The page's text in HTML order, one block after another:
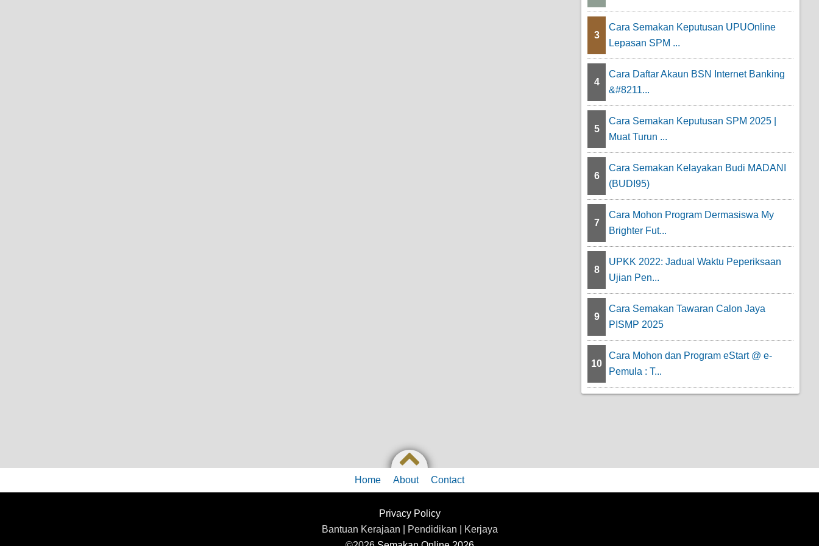
3
Cara Semakan Keputusan UPUOnline
Lepasan SPM ...
4
Cara Daftar Akaun BSN Internet Banking
&#8211...
5
Cara Semakan Keputusan SPM 2025 |
Muat Turun ...
6
Cara Semakan Kelayakan Budi MADANI
(BUDI95)
7
Cara Mohon Program Dermasiswa My
Brighter Fut...
8
UPKK 2022: Jadual Waktu Peperiksaan
Ujian Pen...
9
Cara Semakan Tawaran Calon Jaya
PISMP 2025
10
Cara Mohon dan Program eStart @ e-
Pemula : T...
Home About Contact
Privacy Policy
Bantuan Kerajaan | Pendidikan | Kerjaya